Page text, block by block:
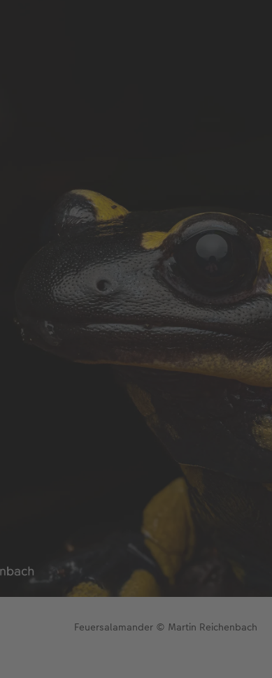
Feuersalamander © Martin Reichenbach